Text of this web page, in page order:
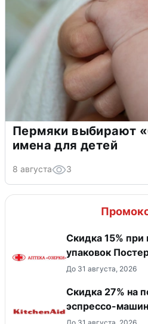
Пермяки выбирают
имена для детей
8 августа 3
Скидка 15%
упаковок
До 31 августа, 2026
Скидка 27% на
эспрессо-